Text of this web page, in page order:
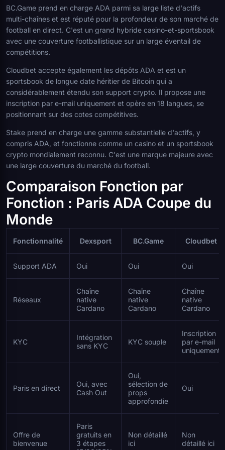
BC.Game prend en charge ADA parmi sa large liste d'actifs
multi-chaînes et est réputé pour la profondeur de son marché de
football en direct. C'est un grand hybride casino-et-sportsbook
avec une couverture footballistique sur un large éventail de
compétitions.
Cloudbet accepte également les dépôts ADA et est un
sportsbook de longue date héritier de Bitcoin qui a
considérablement étendu son support crypto. Il propose une
inscription par e-mail uniquement et opère en 18 langues, se
positionnant sur des cotes compétitives.
Stake prend en charge une gamme substantielle d'actifs, y
compris ADA, et fonctionne comme un casino et un sportsbook
crypto mondialement reconnu. C'est une marque majeure avec
une large couverture du marché du football.
Comparaison Fonction par
Fonction : Paris ADA Coupe du
Monde
Fonctionnalité Dexsport BC.Game Cloudbet
Support ADA Oui Oui Oui
Réseaux
Chaîne
native
Cardano
Chaîne
native
Cardano
Chaîne
native
Cardano
KYC
Intégration
sans KYC
KYC souple
Inscription
par e-mail
uniquement
Paris en direct
Oui, avec
Cash Out
Oui,
sélection de
props
approfondie
Oui
Offre de
bienvenue
Paris
gratuits en
3 étapes
Non détaillé
ici
Non
détaillé ici